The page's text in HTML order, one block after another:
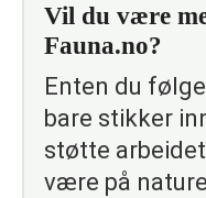
Vil du være
Fauna.no?
Enten du
bare stikker
støtte
være på